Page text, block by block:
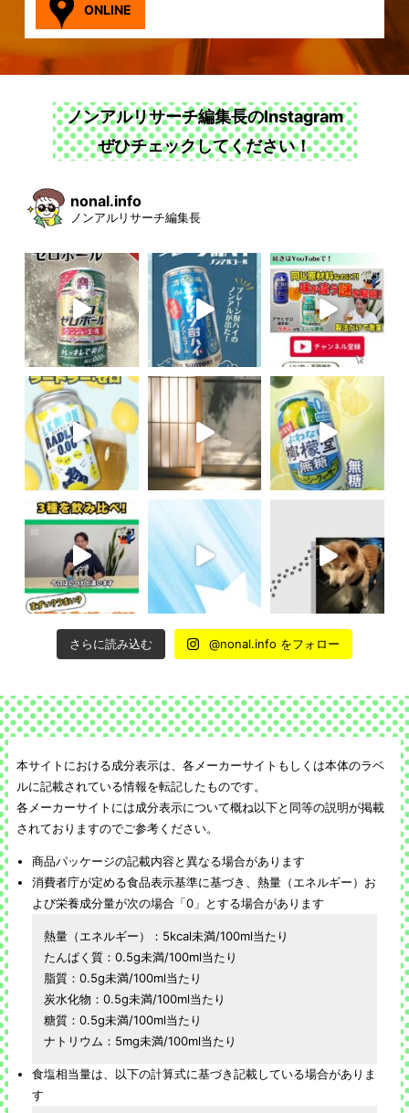
ONLINE
ノンアルリサーチ編集長のInstagram
ぜひチェックしてください！
nonal.info
ノンアルリサーチ編集長
さらに読み込む @nonal.info をフォロー
本サイトにおける成分表示は、各メーカーサイトもしくは本体のラベ
ルに記載されている情報を転記したものです。
各メーカーサイトには成分表示について概ね以下と同等の説明が掲載
されておりますのでご参考ください。
商品パッケージの記載内容と異なる場合があります
消費者庁が定める食品表示基準に基づき、熱量（エネルギー）お
よび栄養成分量が次の場合「0」とする場合があります
熱量（エネルギー）：5kcal未満/100ml当たり
たんぱく質：0.5g未満/100ml当たり
脂質：0.5g未満/100ml当たり
炭水化物：0.5g未満/100ml当たり
糖質：0.5g未満/100ml当たり
ナトリウム：5mg未満/100ml当たり
食塩相当量は、以下の計算式に基づき記載している場合がありま
す